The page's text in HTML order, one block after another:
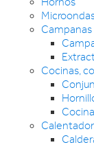
Campanas
Cocinas,